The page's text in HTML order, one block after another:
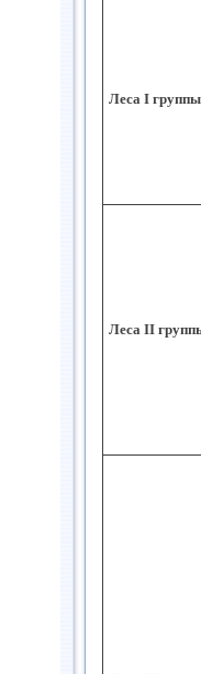
Леса I группы
Леса II